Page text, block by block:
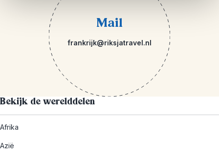
Mail
frankrijk@riksjatravel.nl
Bekijk de werelddelen
Afrika
Azië